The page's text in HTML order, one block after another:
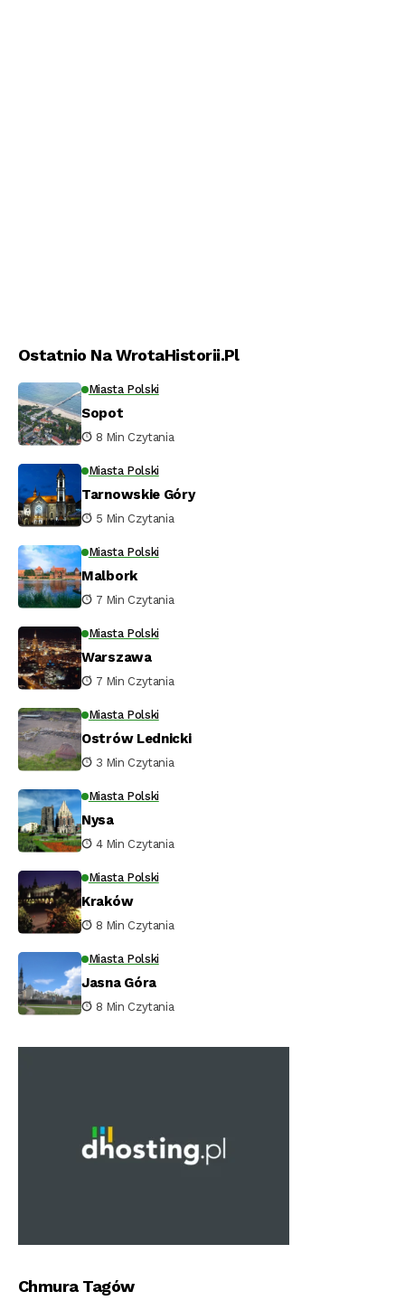
Ostatnio Na WrotaHistorii.pl
Miasta Polski
Sopot
8 Min Czytania
Miasta Polski
Tarnowskie Góry
5 Min Czytania
Miasta Polski
Malbork
7 Min Czytania
Miasta Polski
Warszawa
7 Min Czytania
Miasta Polski
Ostrów Lednicki
3 Min Czytania
Miasta Polski
Nysa
4 Min Czytania
Miasta Polski
Kraków
8 Min Czytania
Miasta Polski
Jasna Góra
8 Min Czytania
Chmura Tagów